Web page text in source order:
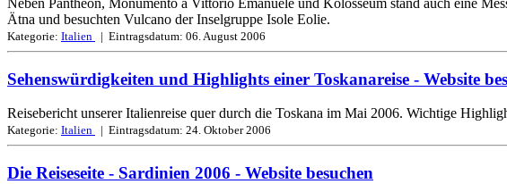
Neben Pantheon, Monumento a Vittorio Emanuele und Kolosseum stand auch eine
Ätna und besuchten Vulcano der Inselgruppe Isole Eolie.
Kategorie: Italien | Eintragsdatum: 06. August 2006
Sehenswürdigkeiten und Highlights einer Toskanareise - Website
Reisebericht unserer Italienreise quer durch die Toskana im Mai 2006. Wichtige
Kategorie: Italien | Eintragsdatum: 24. Oktober 2006
Die Reiseseite - Sardinien 2006 - Website besuchen